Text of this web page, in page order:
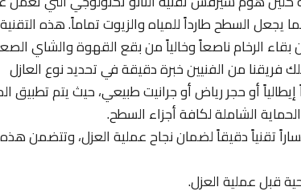
يجعل السطح طارداً للمياه والزيوت تماماً. هذه التقنية
الرخام ناصعاً وخالياً من بقع القهوة والشاي
فريقنا من الفنيين خبرة دقيقة في تحديد نوع العازل
أو حجر رياض أو جرانيت طبيعي، حيث يتم تطبيق
الشاملة لكافة أجزاء السطح.
تقنياً دقيقاً لضمان نجاح عملية العزل، وتتضمن هذه
قبل عملية العزل.